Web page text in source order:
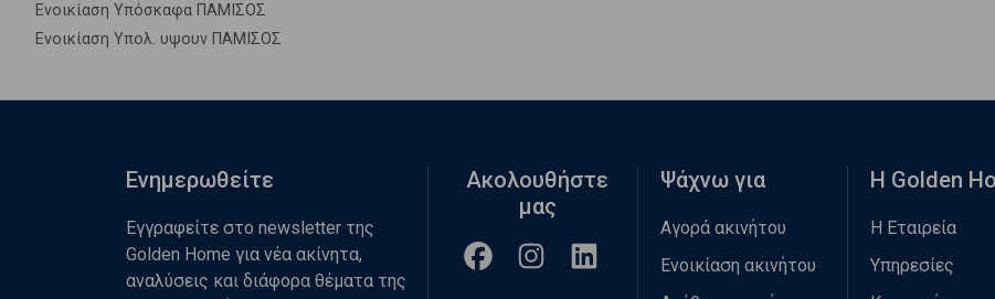
Ενοικίαση Υπόσκαφα ΠΑΜΙΣΟΣ
Ενοικίαση Υπολ. υψουν ΠΑΜΙΣΟΣ
Ενημερωθείτε
Εγγραφείτε στο newsletter της
Golden Home για νέα ακίνητα,
αναλύσεις και διάφορα θέματα της
Ακολουθήστε
μας
Ψάχνω για
Αγορά ακινήτου
Ενοικίαση ακινήτου
Η Golden
Η Εταιρεία
Υπηρεσίες